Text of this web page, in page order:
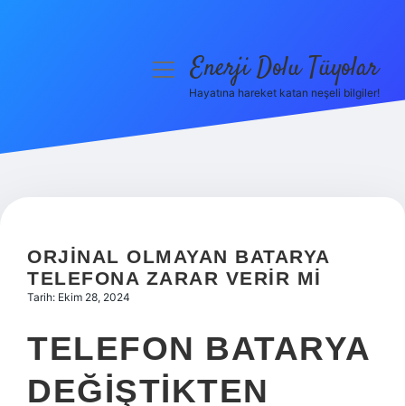
Hakkımızda
menüyüEnerji Dolu Tüyolar
Hayatına hareket katan neşeli bilgiler!
ORJINAL OLMAYAN BATARYA
TELEFONA ZARAR VERIR MI
Tarih: Ekim 28, 2024
TELEFON BATARYA
DEĞIŞTIKTEN